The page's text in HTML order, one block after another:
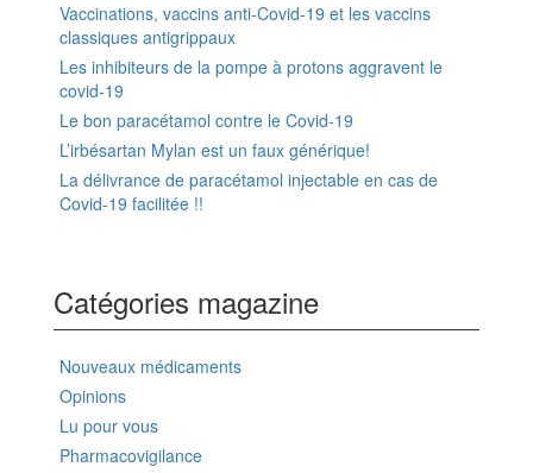
Vaccinations, vaccins anti-Covid-19 et les vaccins
classiques antigrippaux
Les inhibiteurs de la pompe à protons aggravent le
covid-19
Le bon paracétamol contre le Covid-19
L’irbésartan Mylan est un faux générique!
La délivrance de paracétamol injectable en cas de
Covid-19 facilitée !!
Catégories magazine
Nouveaux médicaments
Opinions
Lu pour vous
Pharmacovigilance